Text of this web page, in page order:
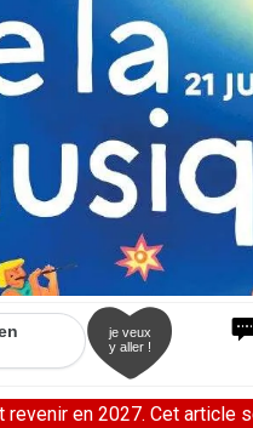
je veux
y aller !
en 2027. Cet article